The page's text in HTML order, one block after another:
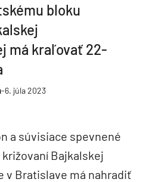
bloku
má kraľovať 22-
-6. júla 2023
a súvisiace spevnené
Bajkalskej
v Bratislave má nahradiť